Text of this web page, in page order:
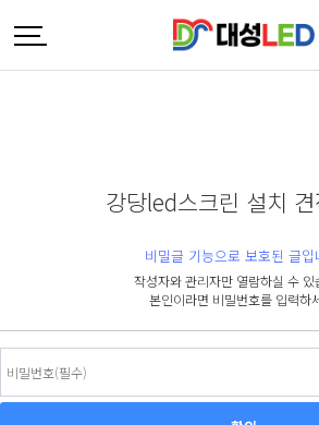
강당led스크린 설치
비밀글 기능으로 보호된 글입
작성자와 관리자만 열람하실 수 있
본인이라면 비밀번호를 입력하